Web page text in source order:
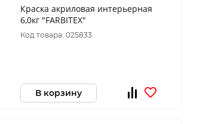
Краска акриловая интерьерная
6,0кг "FARBITEX"
Код товара: 025833
В корзину